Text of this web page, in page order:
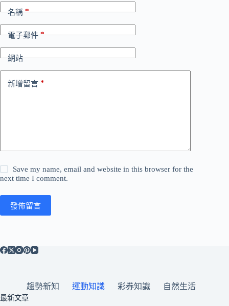
名稱*
電子郵件*
網站
新增留言 *
Save my name, email and website in this browser for the
next time I comment.
發佈留言
趨勢新知 運動知識 彩券知識 自然生活
最新文章